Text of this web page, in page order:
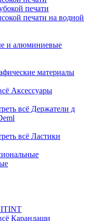
печати
печати на водной
и алюминиевые
материалы
Аксессуары
всё Держатели д
всё Ластики
Карандаши